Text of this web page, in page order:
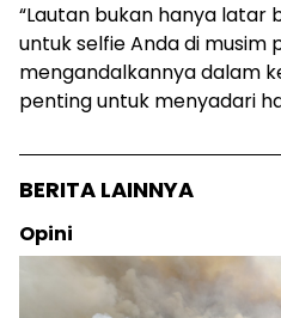
“Lautan bukan hanya latar
untuk selfie Anda di musim
mengandalkannya dalam
penting untuk menyadari
BERITA LAINNYA
Opini